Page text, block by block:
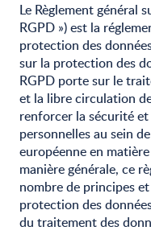
Le Règlement général
RGPD ») est la
protection des
sur la protection des
RGPD porte sur le
et la libre circulation
renforcer la sécurité
personnelles au sein
européenne en
manière générale, ce
nombre de principes
protection des
du traitement des